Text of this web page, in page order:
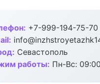
+7-999-194-75-70
Севастополь
работы: Пн-Вс: